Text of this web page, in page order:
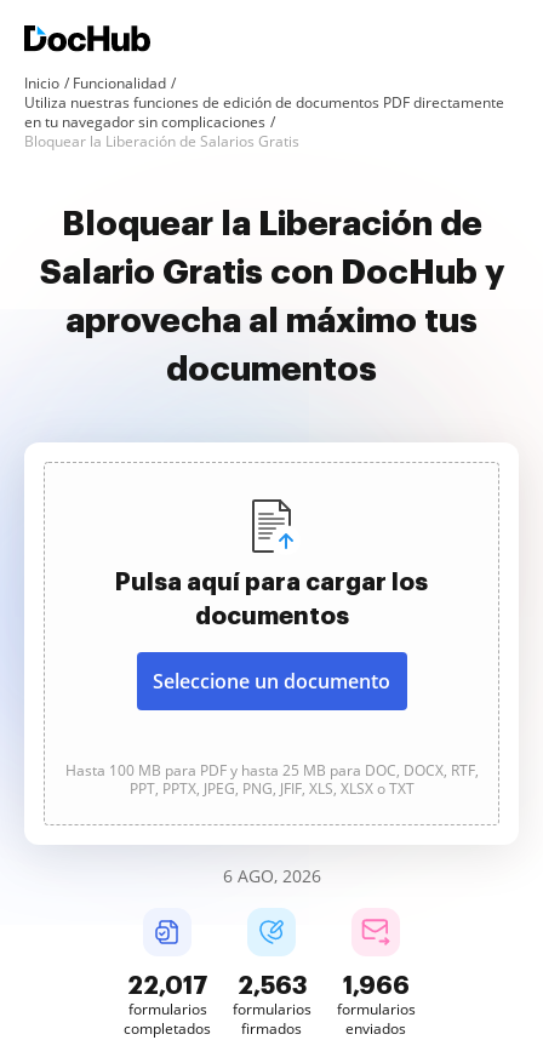
Inicio
Funcionalidad
Utiliza nuestras funciones de edición de documentos PDF directamente
en tu navegador sin complicaciones
Bloquear la Liberación de Salarios Gratis
Bloquear la Liberación de
Salario Gratis con DocHub y
aprovecha al máximo tus
documentos
Pulsa aquí para cargar los
documentos
Seleccione un documento
Hasta 100 MB para PDF y hasta 25 MB para DOC, DOCX, RTF,
PPT, PPTX, JPEG, PNG, JFIF, XLS, XLSX o TXT
6 AGO, 2026
22,018
formularios
completados
2,563
formularios
firmados
1,966
formularios
enviados